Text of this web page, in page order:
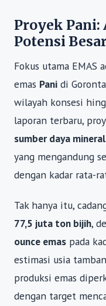
Proyek Pani:
Potensi
Fokus utama EMAS
emas Pani di
wilayah konsesi
laporan terbaru,
sumber daya
yang mengandung
dengan kadar rata-
Tak hanya itu,
77,5 juta ton bijih,
ounce emas pada
estimasi usia
produksi emas
dengan target